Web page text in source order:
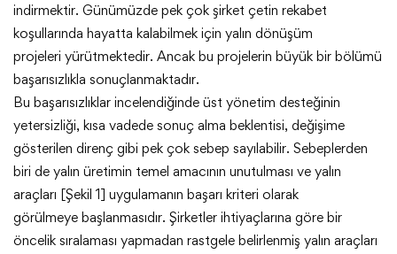
indirmektir. Günümüzde pek çok şirket çetin rekabet
koşullarında hayatta kalabilmek için yalın dönüşüm
projeleri yürütmektedir. Ancak bu projelerin büyük bir bölümü
başarısızlıkla sonuçlanmaktadır.
Bu başarısızlıklar incelendiğinde üst yönetim desteğinin
yetersizliği, kısa vadede sonuç alma beklentisi, değişime
gösterilen direnç gibi pek çok sebep sayılabilir. Sebeplerden
biri de yalın üretimin temel amacının unutulması ve yalın
araçları [Şekil 1] uygulamanın başarı kriteri olarak
görülmeye başlanmasıdır. Şirketler ihtiyaçlarına göre bir
öncelik sıralaması yapmadan rastgele belirlenmiş yalın araçları